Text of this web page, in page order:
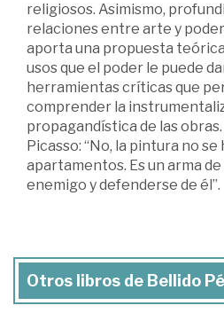
religiosos. Asimismo,
relaciones entre arte y
aporta una propuesta
usos que el poder le puede
herramientas críticas que
comprender la
propagandística de las
Picasso: “No, la pintura no
apartamentos. Es un arma
enemigo y defenderse de él”.
Otros libros de Bellido